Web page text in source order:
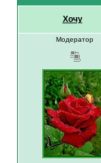
Хочу
Модератор